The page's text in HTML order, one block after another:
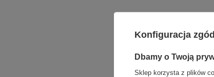
Konfiguracja zgód
Dbamy o Twoją
Sklep korzysta z plików